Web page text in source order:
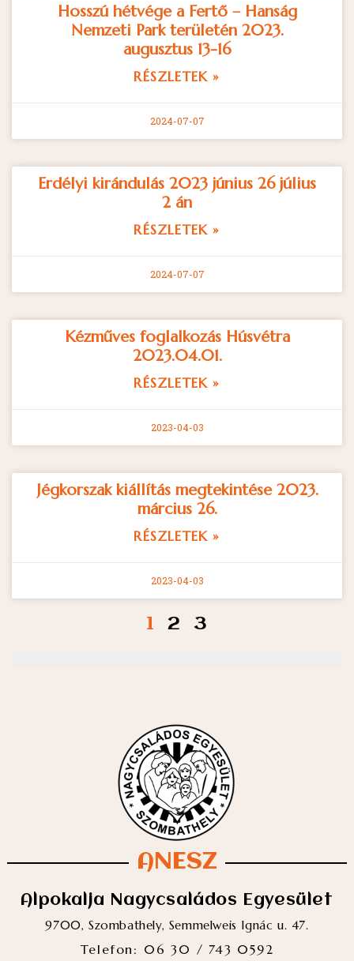
Hosszú hétvége a Fertő – Hanság
Nemzeti Park területén 2023.
augusztus 13-16
RÉSZLETEK »
2024-07-07
Erdélyi kirándulás 2023 június 26 július
2 án
RÉSZLETEK »
2024-07-07
Kézműves foglalkozás Húsvétra
2023.04.01.
RÉSZLETEK »
2023-04-03
Jégkorszak kiállítás megtekintése 2023.
március 26.
RÉSZLETEK »
2023-04-03
1 2 3
ANESZ
Alpokalja Nagycsaládos Egyesület
9700, Szombathely, Semmelweis Ignác u. 47.
Telefon: 06 30 / 743 0592